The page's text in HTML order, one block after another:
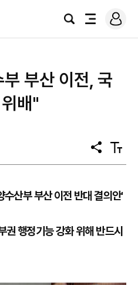
검
전
로
그
부산 이전, 국
배"
공
유
텍
스
기
산부 부산 이전 반대 결의안'
권 행정기능 강화 위해 반드시